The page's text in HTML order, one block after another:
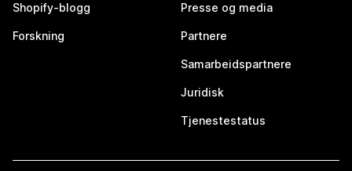
Shopify-blogg
Forskning
Presse og media
Partnere
Samarbeidspartnere
Juridisk
Tjenestestatus